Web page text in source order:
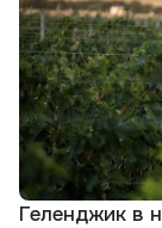
Геленджик в